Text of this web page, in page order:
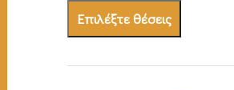
Επιλέξτε θέσεις